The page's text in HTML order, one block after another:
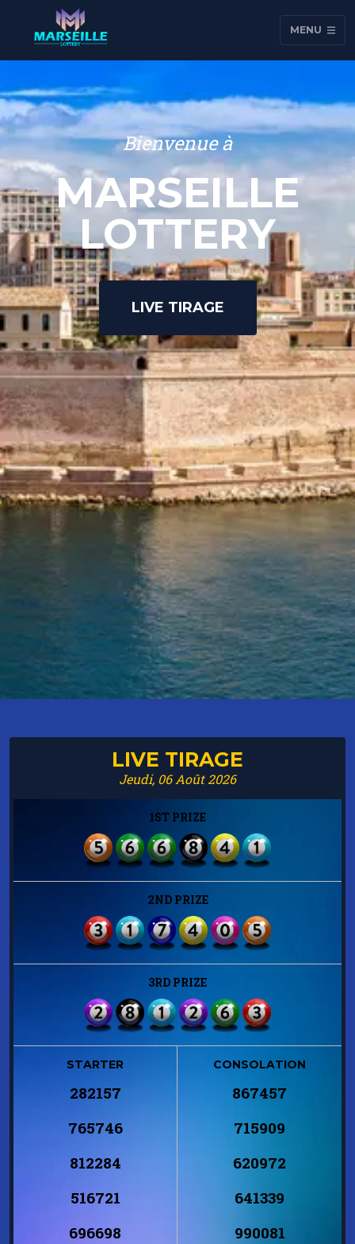
MENU
Bienvenue à
MARSEILLE
LOTTERY
LIVE TIRAGE
LIVE TIRAGE
Jeudi, 06 Août 2026
1ST PRIZE
2ND PRIZE
3RD PRIZE
STARTER
282157
765746
812284
516721
696698
CONSOLATION
867457
715909
620972
641339
990081